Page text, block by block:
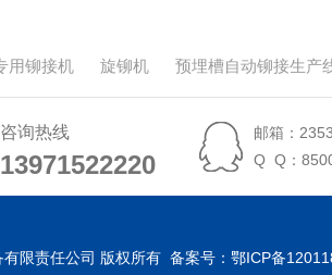
用铆接机 旋铆机 预埋槽自动铆接生产
咨询热线
13971522220
13971522220
邮箱：
Q Q：
限责任公司 版权所有 备案号： 鄂ICP备